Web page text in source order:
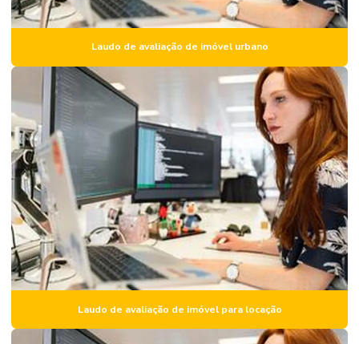
Inspeção predial condomínio
Inspeção predial preço
Inspeção predial residencial
Inspeção predial total
Inspeção e vistoria predial
Laudo de avaliação de aluguel
Laudo de avaliação estrutural
Laudo de avaliação de imóvel
Laudo de avaliação de imóvel para locação
Laudo de avaliação de imóvel preço
Laudo de avaliação de imóvel urbano
Laudo de avaliação de imóvel urbano
Laudo de avaliação de imóvel para locação